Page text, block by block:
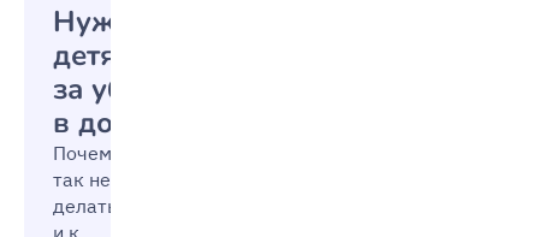
Нужно ли платить
детям
за уборку
в доме
Почему
так не стоит
делать
и к